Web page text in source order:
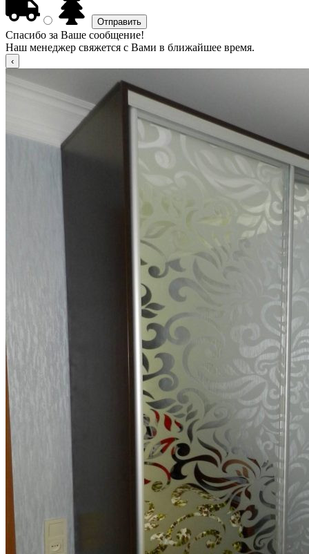
Спасибо за Ваше сообщение!
Наш менеджер свяжется с Вами в ближайшее время.